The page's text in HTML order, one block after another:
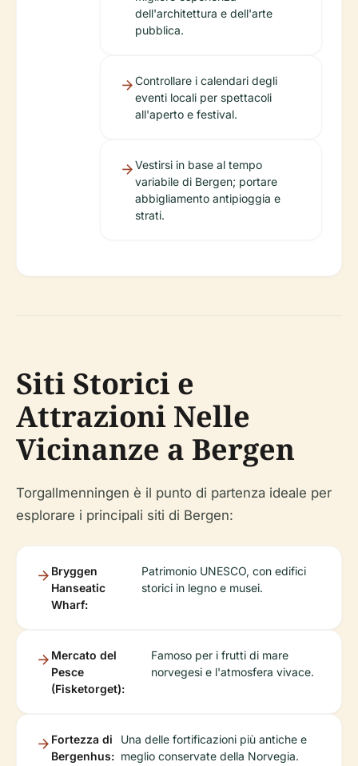
dell'architettura e dell'arte
pubblica.
Controllare i calendari degli
eventi locali per spettacoli
all'aperto e festival.
Vestirsi in base al tempo
variabile di Bergen; portare
abbigliamento antipioggia e
strati.
Siti Storici e
Attrazioni Nelle
Vicinanze a Bergen
Torgallmenningen è il punto di partenza ideale per
esplorare i principali siti di Bergen:
Bryggen
Hanseatic
Wharf:
Patrimonio UNESCO, con edifici
storici in legno e musei.
Mercato del
Pesce
(Fisketorget):
Famoso per i frutti di mare
norvegesi e l'atmosfera vivace.
Fortezza di
Bergenhus:
Una delle fortificazioni più antiche e
meglio conservate della Norvegia.